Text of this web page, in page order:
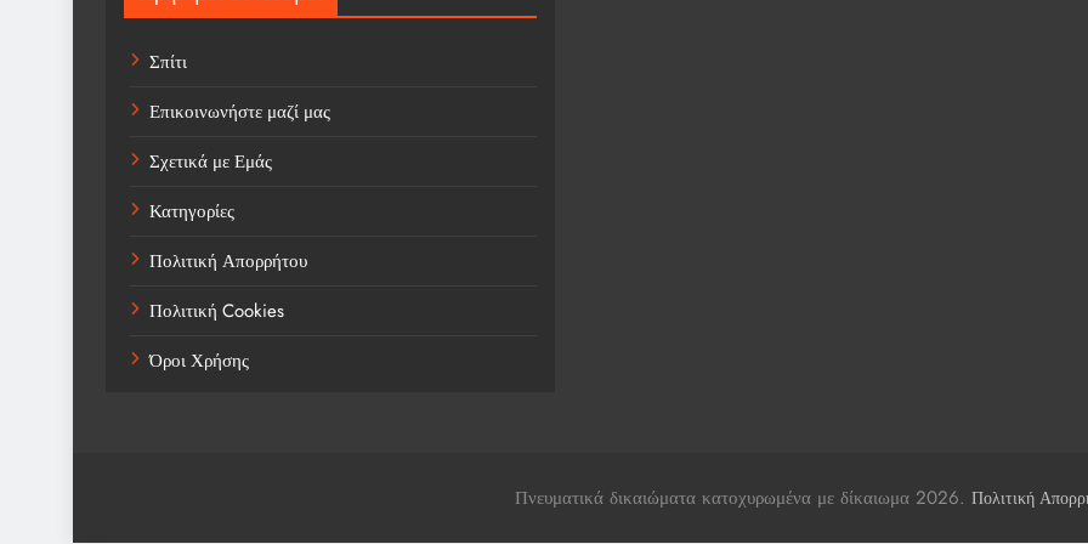
Σπίτι
Επικοινωνήστε μαζί μας
Σχετικά με Εμάς
Κατηγορίες
Πολιτική Απορρήτου
Πολιτική Cookies
Όροι Χρήσης
Πνευματικά δικαιώματα κατοχυρωμένα με δίκαιωμα 2026. Πολιτική